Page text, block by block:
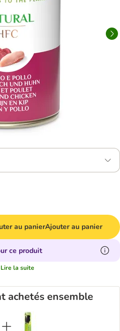
au panierAjouter au panier
ce produit
Lire la suite
achetés ensemble